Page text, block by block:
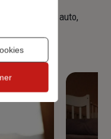
d'assurance, auto,